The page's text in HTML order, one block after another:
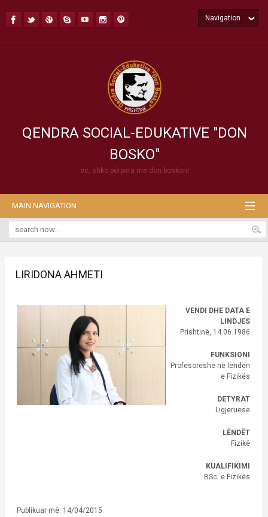
QENDRA SOCIAL-EDUKATIVE "DON
BOSKO"
ec, shko përpara me don boskon!
Navigation
MAIN NAVIGATION
LIRIDONA AHMETI
VENDI DHE DATA E
LINDJES
Prishtinë, 14.06.1986
FUNKSIONI
Profesoreshë në lëndën
e Fizikës
DETYRAT
Ligjeruese
LËNDËT
Fizikë
KUALIFIKIMI
BSc. e Fizikës
Publikuar më: 14/04/2015